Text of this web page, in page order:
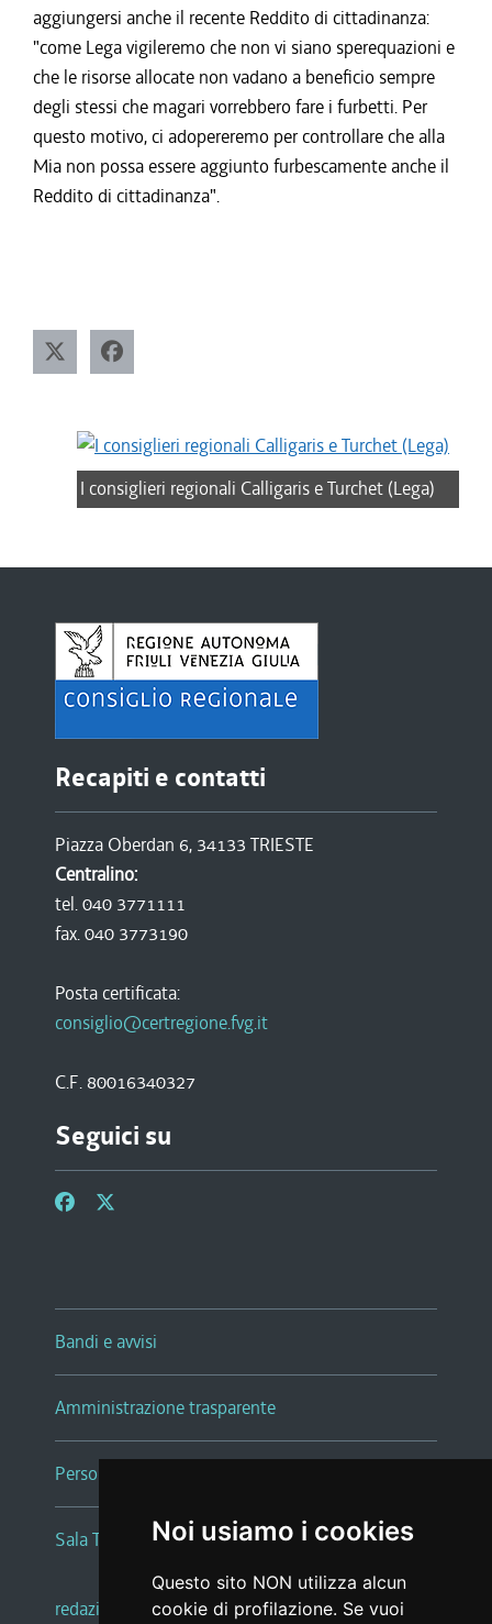
Noi usiamo i cookies
Questo sito NON utilizza alcun
cookie di profilazione. Se vuoi
aggiungersi anche il recente Reddito di cittadinanza:
"come Lega vigileremo che non vi siano sperequazioni e
che le risorse allocate non vadano a beneficio sempre
degli stessi che magari vorrebbero fare i furbetti. Per
questo motivo, ci adopereremo per controllare che alla
Mia non possa essere aggiunto furbescamente anche il
Reddito di cittadinanza".
I consiglieri regionali Calligaris e Turchet (Lega)
Recapiti e contatti
Piazza Oberdan 6, 34133 TRIESTE
Centralino:
tel. 040 3771111
fax. 040 3773190
Posta certificata:
consiglio@certregione.fvg.it
C.F. 80016340327
Seguici su
Bandi e avvisi
Amministrazione trasparente
Persone e Uffici
Sala Tiziano Tessitori
redazione web |note legali |glossario